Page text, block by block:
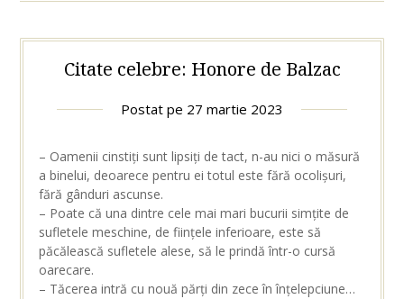
Citate celebre: Honore de Balzac
Postat pe 27 martie 2023
– Oamenii cinstiți sunt lipsiți de tact, n-au nici o măsură
a binelui, deoarece pentru ei totul este fără ocolișuri,
fără gânduri ascunse.
– Poate că una dintre cele mai mari bucurii simțite de
sufletele meschine, de ființele inferioare, este să
păcălească sufletele alese, să le prindă într-o cursă
oarecare.
– Tăcerea intră cu nouă părți din zece în înțelepciune…